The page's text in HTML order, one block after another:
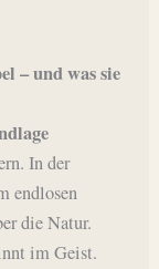
– und was sie
In der
endlosen
die Natur.
im Geist.